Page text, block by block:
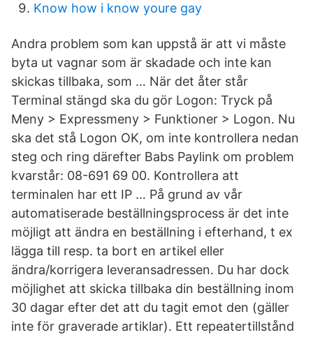
Know how i know youre gay
Andra problem som kan uppstå är att vi måste
byta ut vagnar som är skadade och inte kan
skickas tillbaka, som … När det åter står
Terminal stängd ska du gör Logon: Tryck på
Meny > Expressmeny > Funktioner > Logon. Nu
ska det stå Logon OK, om inte kontrollera nedan
steg och ring därefter Babs Paylink om problem
kvarstår: 08-691 69 00. Kontrollera att
terminalen har ett IP … På grund av vår
automatiserade beställningsprocess är det inte
möjligt att ändra en beställning i efterhand, t ex
lägga till resp. ta bort en artikel eller
ändra/korrigera leveransadressen. Du har dock
möjlighet att skicka tillbaka din beställning inom
30 dagar efter det att du tagit emot den (gäller
inte för graverade artiklar). Ett repeatertillstånd